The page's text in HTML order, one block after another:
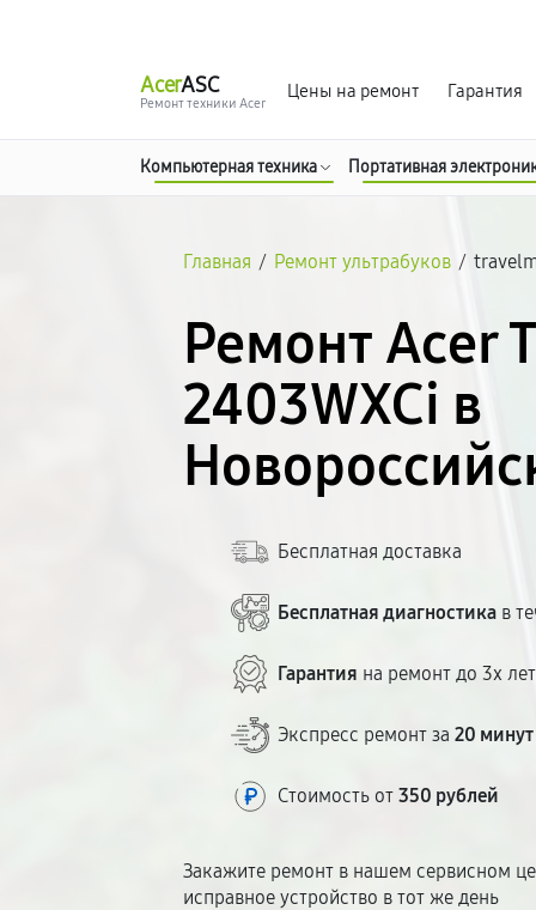
AcerASC
Ремонт техники Acer
Цены на ремонт Гарантия
Компьютерная техника Портативная
Главная / Ремонт ультрабуков /
Ремонт Acer
2403WXCi в
Бесплатная доставка
Бесплатная диагностика в
Гарантия на ремонт до 3х лет
Экспресс ремонт за20 минут
Стоимость от350 рублей
Закажите ремонт в нашем сервисном
исправное устройство в тот же день